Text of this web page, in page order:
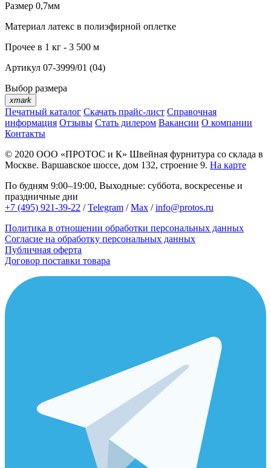
Размер 0,7мм
Материал латекс в полиэфирной оплетке
Прочее в 1 кг - 3 500 м
Артикул 07-3999/01 (04)
Выбор размера
xmark
Печатный каталог Скачать прайс-лист Справочная
информация Отзывы Стать дилером Вакансии О компании
Контакты
© 2020 ООО «ПРОТОС и К» Швейная фурнитура со склада в
Москве. Варшавское шоссе, дом 132, строение 9. На карте
По будням 9:00–19:00, Выходные: суббота, воскресенье и
праздничные дни
+7 (495) 921-39-22 /Telegram /Max /info@protos.ru
Политика в отношении обработки персональных данных
Согласие на обработку персональных данных
Публичная оферта
Договор поставки товара